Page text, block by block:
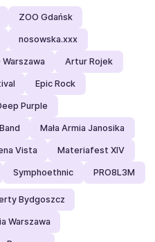
ZOO Gdańsk
nosowska.xxx
Warszawa Artur Rojek
Epic Rock
Purple
Mała Armia Janosika
Vista Materiafest XIV
Symphoethnic PRO8L3M
Bydgoszcz
Warszawa